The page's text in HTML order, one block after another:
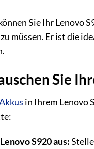
Sie Ihr Lenovo
müssen. Er ist die
Sie
in Ihrem Lenovo
S920 aus: